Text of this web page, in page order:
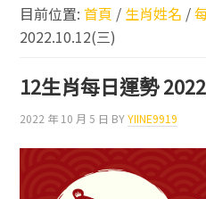
師
徐
震
諒
目前位置:首頁 / 生肖姓名 /
2022.10.12(三)
12生肖每日運勢
2022 年 10 月 5 日 BYYIINE9919